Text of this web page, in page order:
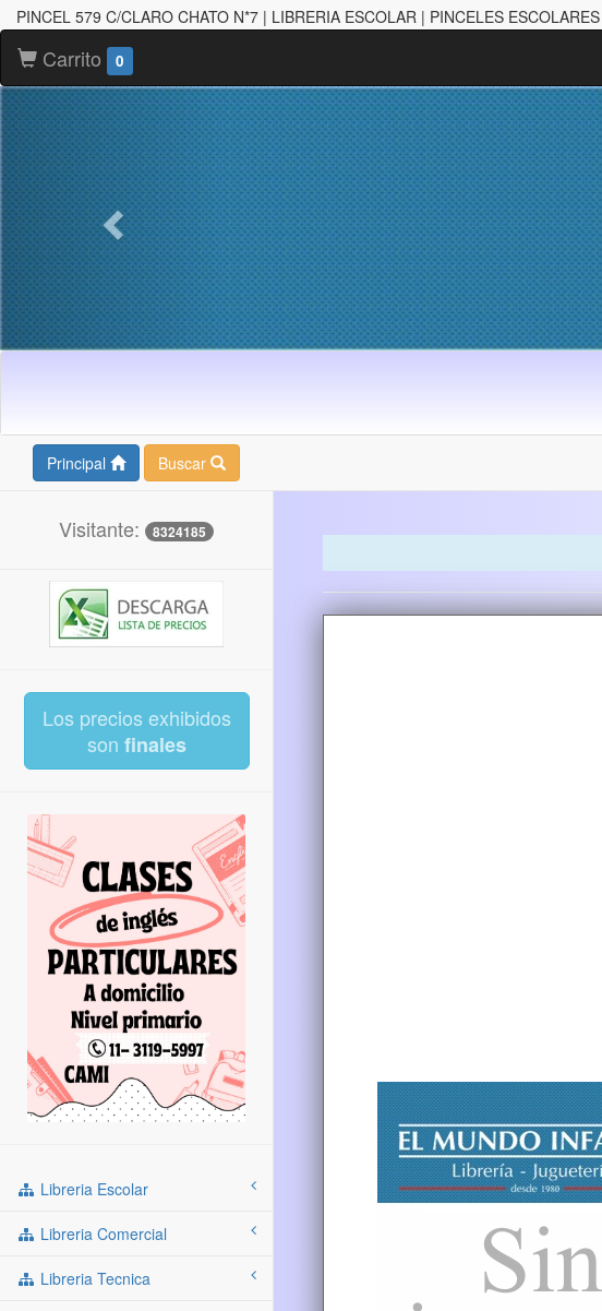
PINCEL 579 C/CLARO CHATO N*7 | LIBRERIA ESCOLAR | PINCELES ESCOLARES
Carrito 0
Principal Buscar
Visitante: 8324185
Los precios exhibidos
son finales
Libreria Escolar
Libreria Comercial
Libreria Tecnica